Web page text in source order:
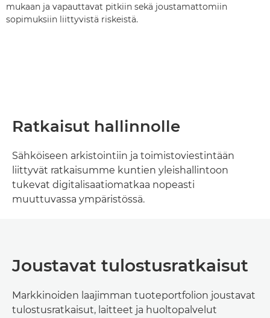
mukaan ja vapauttavat pitkiin sekä joustamattomiin
sopimuksiin liittyvistä riskeistä.
Ratkaisut hallinnolle
Sähköiseen arkistointiin ja toimistoviestintään
liittyvät ratkaisumme kuntien yleishallintoon
tukevat digitalisaatiomatkaa nopeasti
muuttuvassa ympäristössä.
Joustavat tulostusratkaisut
Markkinoiden laajimman tuoteportfolion joustavat
tulostusratkaisut, laitteet ja huoltopalvelut